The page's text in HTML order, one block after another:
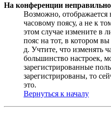
На конференции
Возможно, отображается
часовому поясу, а не к
этом случае измените в
пояс на тот, в котором
д. Учтите, что изменять
большинство настроек,
зарегистрированные
зарегистрированы, то
это.
Вернуться к началу